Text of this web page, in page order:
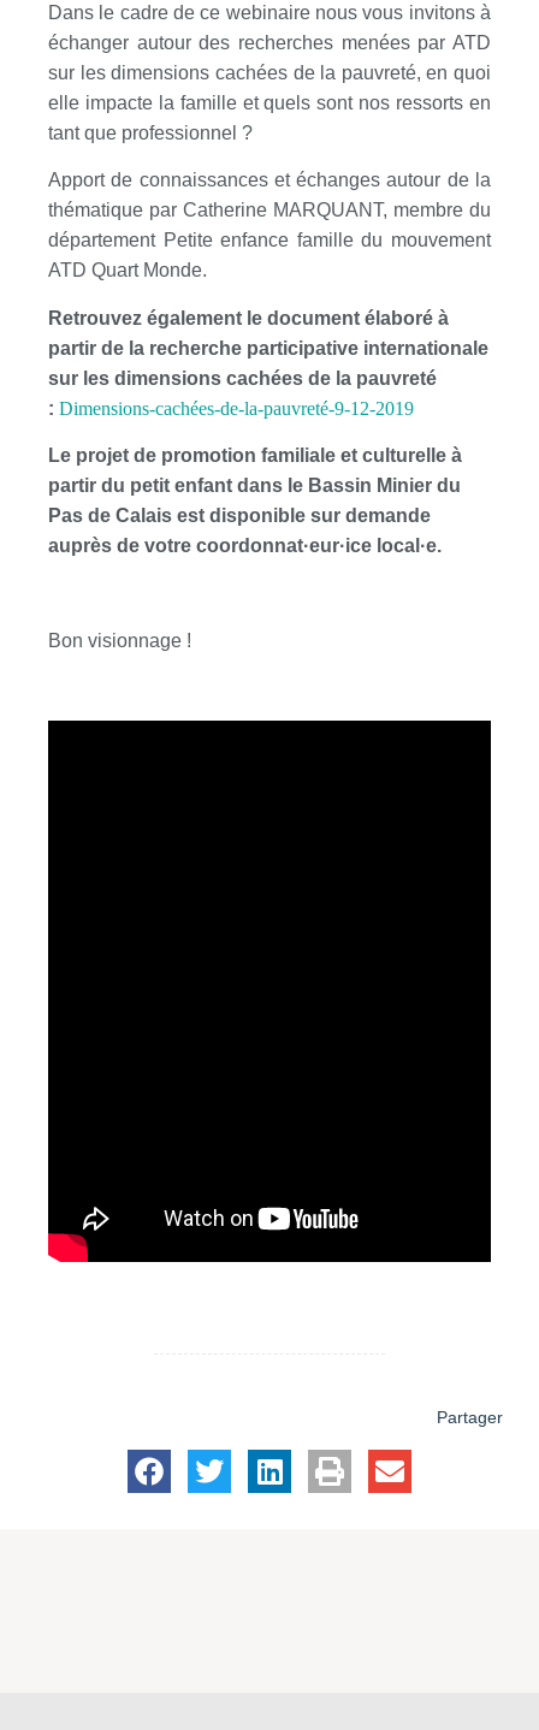
Dans le cadre de ce webinaire nous vous invitons à
échanger autour des recherches menées par ATD
sur les dimensions cachées de la pauvreté, en quoi
elle impacte la famille et quels sont nos ressorts en
tant que professionnel ?
Apport de connaissances et échanges autour de la
thématique par Catherine MARQUANT, membre du
département Petite enfance famille du mouvement
ATD Quart Monde.
Retrouvez également le document élaboré à
partir de la recherche participative internationale
sur les dimensions cachées de la pauvreté
: Dimensions-cachées-de-la-pauvreté-9-12-2019
Le projet de promotion familiale et culturelle à
partir du petit enfant dans le Bassin Minier du
Pas de Calais est disponible sur demande
auprès de votre coordonnat·eur·ice local ·e.
Bon visionnage !
Partager